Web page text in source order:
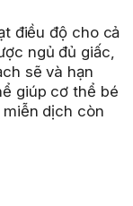
điều độ cho cả
ngủ đủ giấc,
sẽ và hạn
giúp cơ thể bé
dịch còn